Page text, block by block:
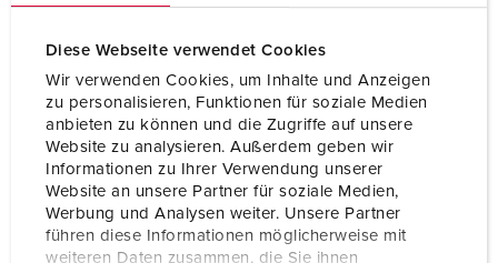
Diese Webseite verwendet Cookies
Wir verwenden Cookies, um Inhalte und Anzeigen
zu personalisieren, Funktionen für soziale Medien
anbieten zu können und die Zugriffe auf unsere
Website zu analysieren. Außerdem geben wir
Informationen zu Ihrer Verwendung unserer
Website an unsere Partner für soziale Medien,
Werbung und Analysen weiter. Unsere Partner
führen diese Informationen möglicherweise mit
weiteren Daten zusammen, die Sie ihnen